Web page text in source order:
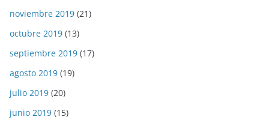
noviembre 2019 (21)
octubre 2019 (13)
septiembre 2019 (17)
agosto 2019 (19)
julio 2019 (20)
junio 2019 (15)